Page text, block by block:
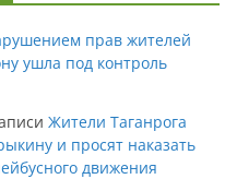
прав жителей
ушла под контроль
Жители Таганрога
и просят наказать
движения